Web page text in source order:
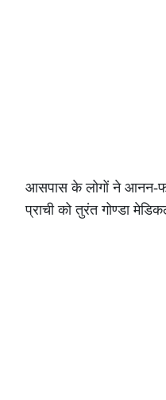
आसपास के लोगों ने आनन-
प्राची को तुरंत गोण्डा